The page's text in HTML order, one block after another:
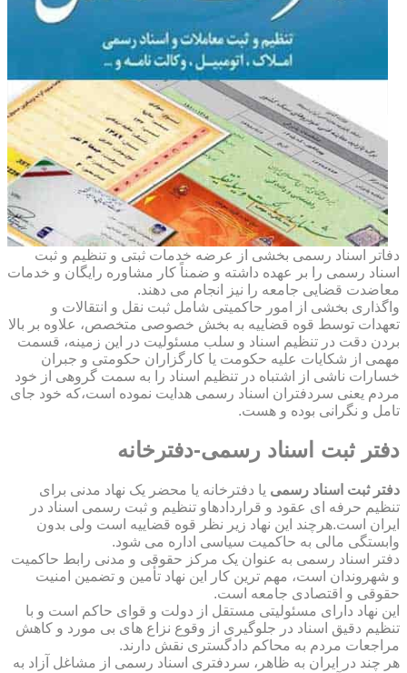
دفاتر اسناد رسمی بخشی از عرضه خدمات ثبتی و تنظیم و ثبت
اسناد رسمی را بر عهده داشته و ضمناً کار مشاوره رایگان و خدمات
معاضدت قضایی جامعه را نیز انجام می دهند.
واگذاری بخشی از امور حاکمیتی شامل ثبت نقل و انتقالات و
تعهدات توسط قوه قضاییه به بخش خصوصی متخصص، علاوه بر بالا
بردن دقت در تنظیم اسناد و سلب مسئولیت در این زمینه، قسمت
مهمی از شکایات علیه حکومت یا کارگزاران حکومتی و جبران
خسارات ناشی از اشتباه در تنظیم اسناد را به سمت گروهی از خود
مردم یعنی سردفتران اسناد رسمی هدایت نموده است،که خود جای
تامل و نگرانی بوده و هست.
دفتر ثبت اسناد رسمی-دفترخانه
دفتر ثبت اسناد رسمی یا دفترخانه یا محضر یک نهاد مدنی برای
تنظیم حرفه ای عقود و قراردادهاو تنظیم و ثبت رسمی اسناد در
ایران است.هرچند این نهاد زیر نظر قوه قضاییه است ولی بدون
وابستگی مالی به حاکمیت سیاسی اداره می شود.
دفتر اسناد رسمی به عنوان یک مرکز حقوقی و مدنی رابط حاکمیت
و شهروندان است، مهم ترین کار این نهاد تأمین و تضمین امنیت
حقوقی و اقتصادی جامعه است.
این نهاد دارای مسئولیتی مستقل از دولت و قوای حاکم است و با
تنظیم دقیق اسناد در جلوگیری از وقوع نزاع های بی مورد و کاهش
مراجعات مردم به محاکم دادگستری نقش دارند.
هر چند در ایران به ظاهر، سردفتری اسناد رسمی از مشاغل آزاد به